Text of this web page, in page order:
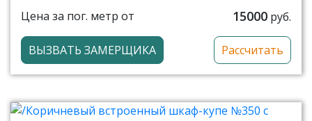
Цена за пог. метр от
15000 руб.
ВЫЗВАТЬ ЗАМЕРЩИКА Рассчитать